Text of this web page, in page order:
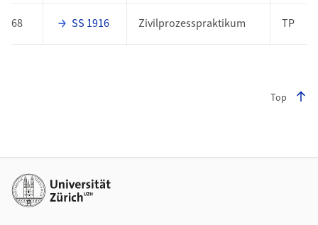
68 SS 1916 Zivilprozesspraktikum TP
Top
Weiterführende Links